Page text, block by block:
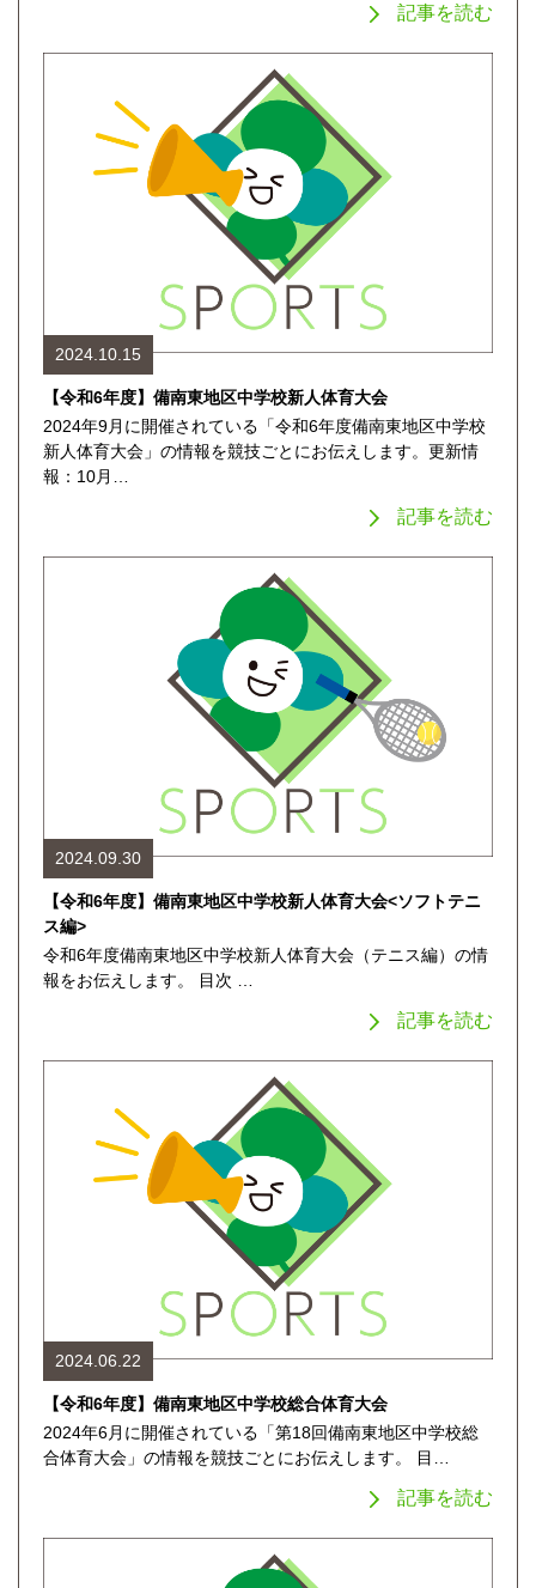
記事を読む
2024.10.15
【令和6年度】備南東地区中学校新人体育大会
2024年9月に開催されている「令和6年度備南東地区中学校
新人体育大会」の情報を競技ごとにお伝えします。更新情
報：10月…
記事を読む
2024.09.30
【令和6年度】備南東地区中学校新人体育大会<ソフトテニ
ス編>
令和6年度備南東地区中学校新人体育大会（テニス編）の情
報をお伝えします。 目次 …
記事を読む
2024.06.22
【令和6年度】備南東地区中学校総合体育大会
2024年6月に開催されている「第18回備南東地区中学校総
合体育大会」の情報を競技ごとにお伝えします。 目…
記事を読む